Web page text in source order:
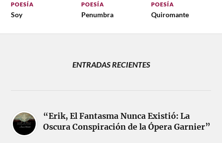
POESÍA
Soy
POESÍA
Penumbra
POESÍA
Quiromante
ENTRADAS RECIENTES
“Erik, El Fantasma Nunca Existió: La
Oscura Conspiración de la Ópera Garnier”